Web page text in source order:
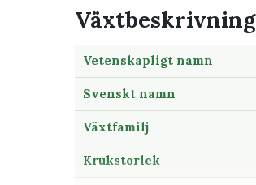
Växtbeskrivning
Vetenskapligt namn
Svenskt namn
Växtfamilj
Krukstorlek